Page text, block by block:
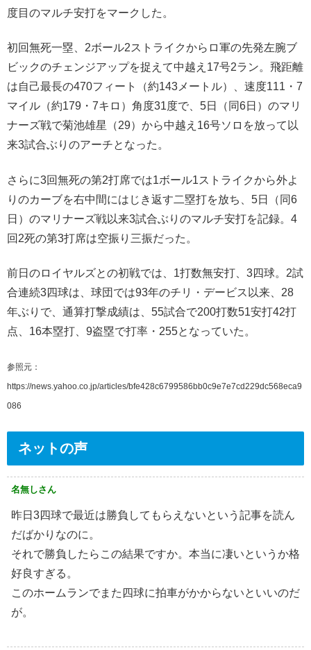
度目のマルチ安打をマークした。
初回無死一塁、2ボール2ストライクからロ軍の先発左腕ブ
ビックのチェンジアップを捉えて中越え17号2ラン。飛距離
は自己最長の470フィート（約143メートル）、速度111・7
マイル（約179・7キロ）角度31度で、5日（同6日）のマリ
ナーズ戦で菊池雄星（29）から中越え16号ソロを放って以
来3試合ぶりのアーチとなった。
さらに3回無死の第2打席では1ボール1ストライクから外よ
りのカーブを右中間にはじき返す二塁打を放ち、5日（同6
日）のマリナーズ戦以来3試合ぶりのマルチ安打を記録。4
回2死の第3打席は空振り三振だった。
前日のロイヤルズとの初戦では、1打数無安打、3四球。2試
合連続3四球は、球団では93年のチリ・デービス以来、28
年ぶりで、通算打撃成績は、55試合で200打数51安打42打
点、16本塁打、9盗塁で打率・255となっていた。
参照元：
https://news.yahoo.co.jp/articles/bfe428c6799586bb0c9e7e7cd229dc568eca9
086
ネットの声
名無しさん
昨日3四球で最近は勝負してもらえないという記事を読ん
だばかりなのに。
それで勝負したらこの結果ですか。本当に凄いというか格
好良すぎる。
このホームランでまた四球に拍車がかからないといいのだ
が。